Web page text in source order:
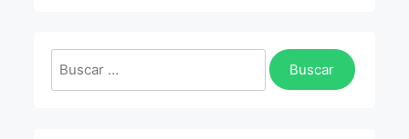
Buscar: